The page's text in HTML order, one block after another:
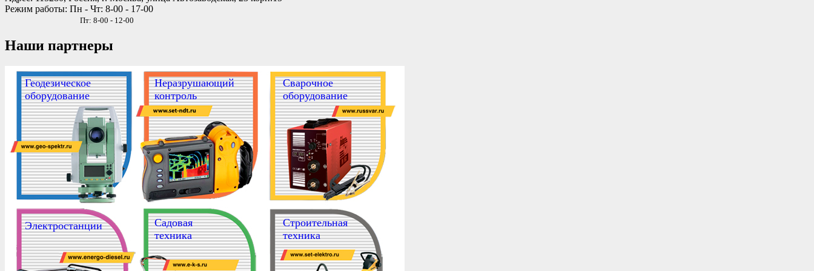
Режим работы: Пн - Чт: 8-00 - 17-00
Пт: 8-00 - 12-00
Наши партнеры
Геодезическое
оборудование
Неразрушающий
контроль
Сварочное
оборудование
Электростанции
Садовая
техника
Строительная
техника